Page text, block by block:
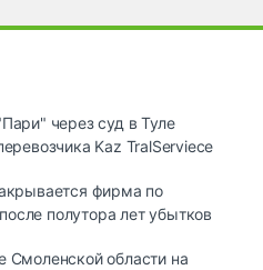
через суд в Туле
Kaz TralServiece
фирма по
полутора лет убытков
Смоленской области на